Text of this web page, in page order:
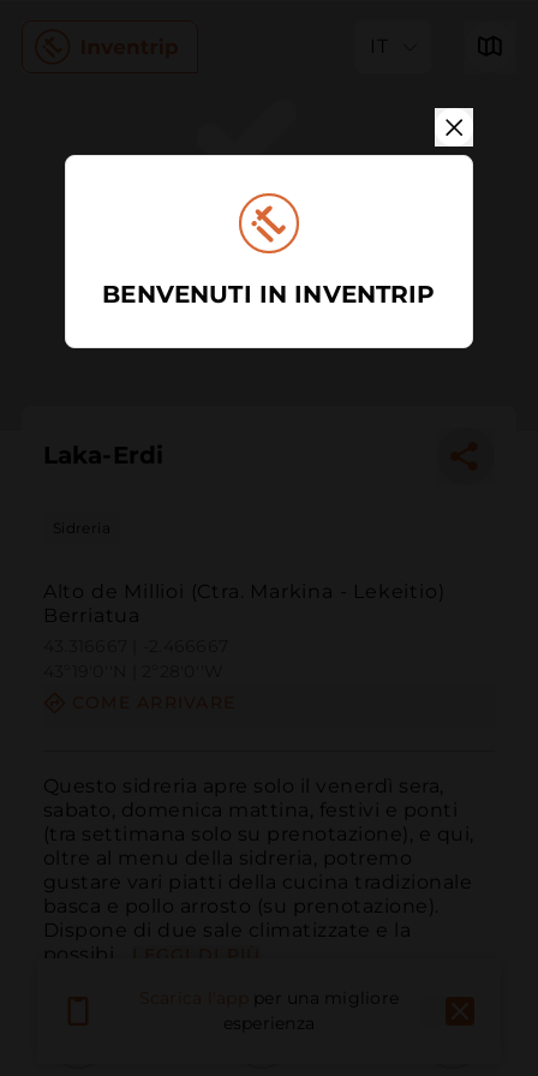
IT
Laka-Erdi
Sidreria
Alto de Millioi (Ctra. Markina - Lekeitio)
Berriatua
Questo sidreria apre solo il venerdì sera,
sabato, domenica mattina, festivi e ponti
(tra settimana solo su prenotazione), e qui,
oltre al menu della sidreria, potremo
gustare vari piatti della cucina tradizionale
basca e pollo arrosto (su prenotazione).
Dispone di due sale climatizzate e la
possibi...
per una migliore
esperienza
BENVENUTI IN INVENTRIP